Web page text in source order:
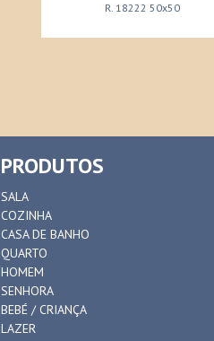
R. 18222 50x50
PRODUTOS
SALA
COZINHA
CASA DE BANHO
QUARTO
HOMEM
SENHORA
BEBÉ / CRIANÇA
LAZER